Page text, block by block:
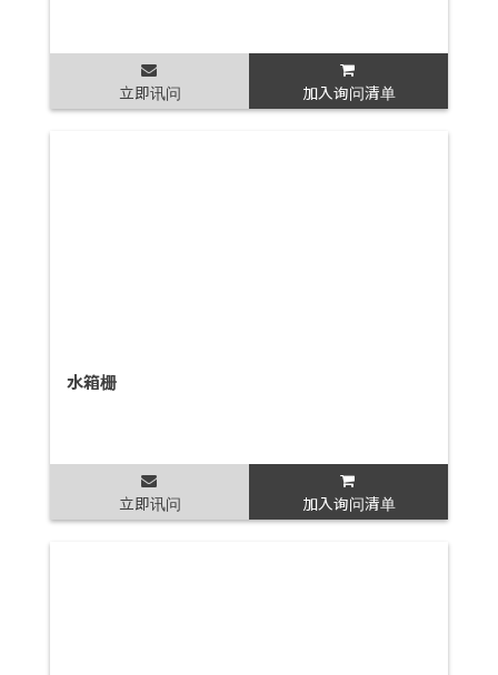
立即讯问 加入询问清单
水箱栅
立即讯问 加入询问清单